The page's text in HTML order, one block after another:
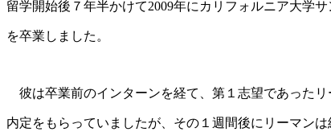
留学開始後７年半かけて2009年にカリフォルニア大学
を卒業しました。
彼は卒業前のインターンを経て、第１志望であったリ
内定をもらっていましたが、 その１週間後にリーマンは